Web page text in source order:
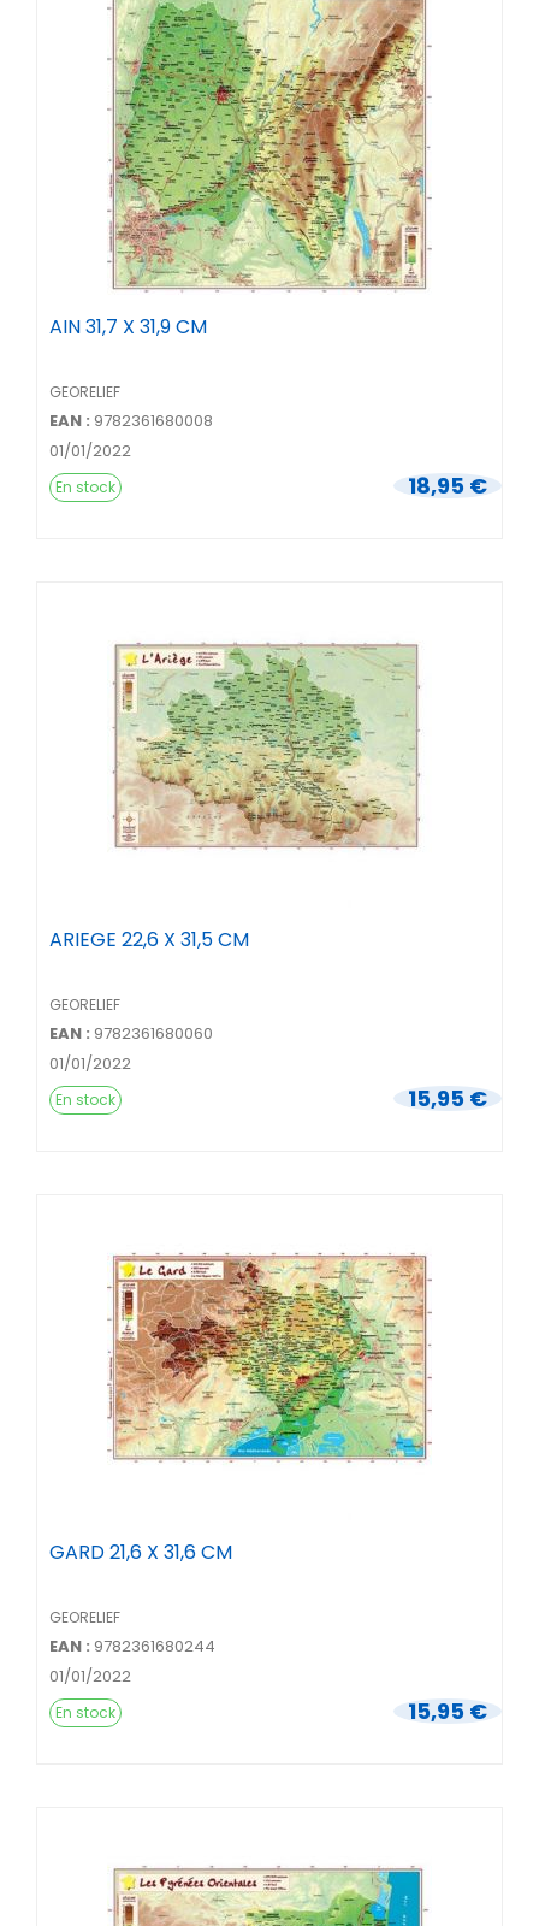
AIN 31,7 X 31,9 CM
GEORELIEF
EAN : 9782361680008
01/01/2022
18,95 €
En stock
ARIEGE 22,6 X 31,5 CM
GEORELIEF
EAN : 9782361680060
01/01/2022
15,95 €
En stock
GARD 21,6 X 31,6 CM
GEORELIEF
EAN : 9782361680244
01/01/2022
15,95 €
En stock